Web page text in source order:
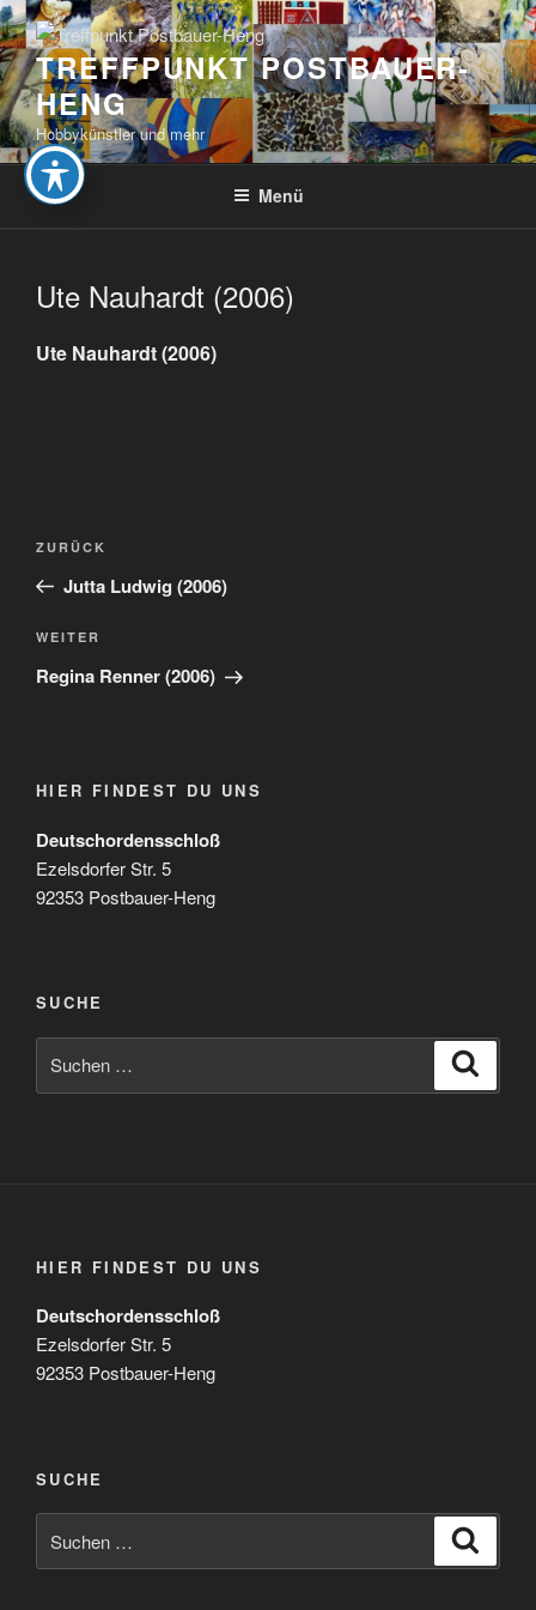
Zum
Inhalt
springenTREFFPUNKT POSTBAUER-
HENG
Hobbykünstler und mehr
Menü
Ute Nauhardt (2006)
Ute Nauhardt (2006)
Beitragsnavigation
Vorheriger
Beitrag
ZURÜCK
Jutta Ludwig (2006)
Nächster
Beitrag
WEITER
Regina Renner (2006)
HIER FINDEST DU UNS
Deutschordensschloß
Ezelsdorfer Str. 5
92353 Postbauer-Heng
SUCHE
nach:
HIER FINDEST DU UNS
Deutschordensschloß
Ezelsdorfer Str. 5
92353 Postbauer-Heng
SUCHE
nach: